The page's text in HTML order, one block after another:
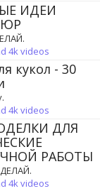
ИДЕИ
4k videos
кукол - 30
4k videos
ДЛЯ
РАБОТЫ
4k videos